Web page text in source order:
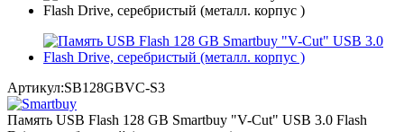
Артикул:SB128GBVC-S3
Память USB Flash 128 GB Smartbuy "V-Cut" USB 3.0 Flash